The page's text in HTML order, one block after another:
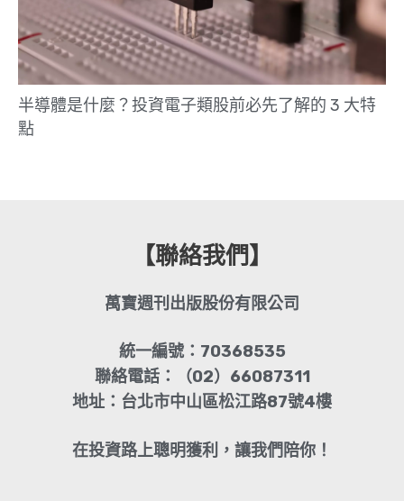
半導體是什麼？投資電子類股前必先了解的 3 大特
點
【聯絡我們】
萬寶週刊出版股份有限公司
統一編號：70368535
聯絡電話：（02）66087311
地址：台北市中山區松江路87號4樓
在投資路上聰明獲利，讓我們陪你！